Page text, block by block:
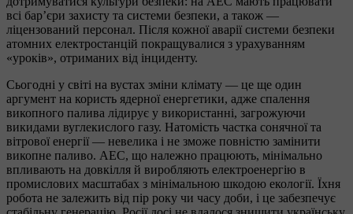
всі бар’єри захисту та системи безпеки, а також —
ліцензований персонал. Після кожної аварії системи безпеки
атомних електростанцій покращувалися з урахуванням
«уроків», отриманих від інциденту.
Сьогодні у світі на вустах зміни клімату — це ще один
аргумент на користь ядерної енергетики, адже спалення
викопного палива лідирує у використанні, загрожуючи
викидами вуглекислого газу. Натомість частка сонячної та
вітрової енергії — невелика і не зможе повністю замінити
викопне паливо. АЕС, що належно працюють, мінімально
впливають на довкілля й виробляють електроенергію в
промислових масштабах з мінімальною шкодою екології. Їхня
робота не залежить від пір року чи часу доби, і це забезпечує